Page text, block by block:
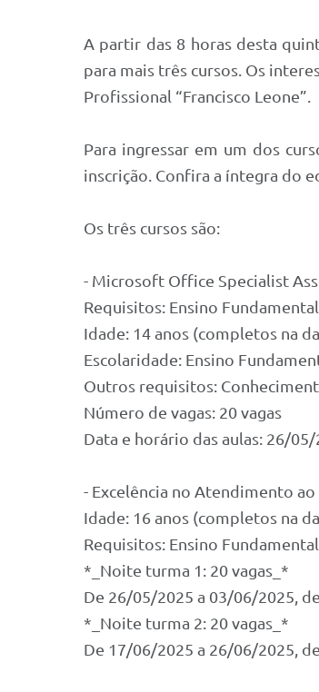
A partir das 8 horas desta
para mais três cursos. Os
Profissional “Francisco Leone”.
Para ingressar em um dos
inscrição. Confira a íntegra
Os três cursos são:
- Microsoft Office Specialist
Requisitos: Ensino
Idade: 14 anos (completos na
Escolaridade: Ensino
Outros requisitos:
Número de vagas: 20 vagas
Data e horário das aulas: 26/
- Excelência no Atendimento
Idade: 16 anos (completos na
Requisitos: Ensino
*_Noite turma 1: 20 vagas_*
De 26/05/2025 a 03/06/2025,
*_Noite turma 2: 20 vagas_*
De 17/06/2025 a 26/06/2025,